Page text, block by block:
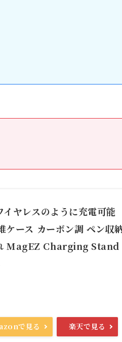
ヤレスのように充電可能
ース カーボン調 ペン収
MagEZ Charging Stand
で見る 楽天で見る